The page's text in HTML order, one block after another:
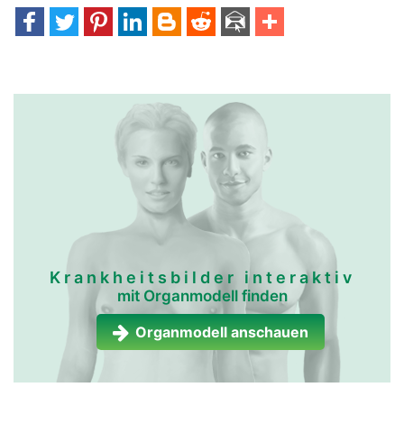
Krankheitsbilder interaktiv
mit Organmodell finden
Organmodell anschauen